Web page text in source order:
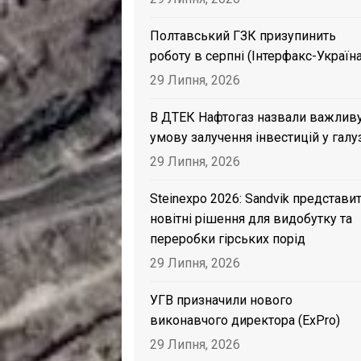
Полтавський ГЗК призупинить
роботу в серпні (Інтерфакс-
29 Липня, 2026
В ДТЕК Нафтогаз назвали
умову залучення інвестицій у
29 Липня, 2026
Steinexpo 2026: Sandvik
новітні рішення для видобутку та
переробки гірських порід
29 Липня, 2026
УГВ призначили нового
виконавчого директора (ExPro)
29 Липня, 2026